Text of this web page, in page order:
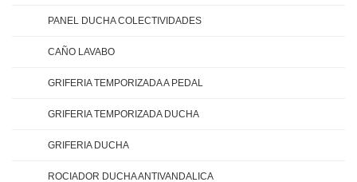
PANEL DUCHA COLECTIVIDADES
CAÑO LAVABO
GRIFERIA TEMPORIZADA A PEDAL
GRIFERIA TEMPORIZADA DUCHA
GRIFERIA DUCHA
ROCIADOR DUCHA ANTIVANDALICA